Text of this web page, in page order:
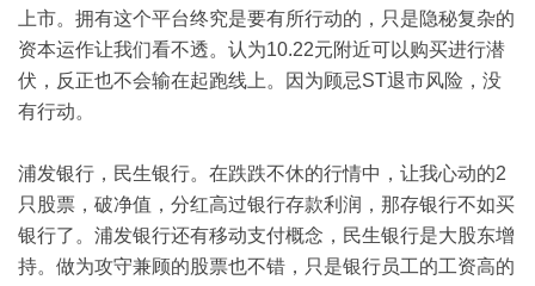
上市。拥有这个平台终究是要有所行动的，只是隐秘复杂的
资本运作让我们看不透。认为10.22元附近可以购买进行潜
伏，反正也不会输在起跑线上。因为顾忌ST退市风险，没
有行动。
浦发银行，民生银行。在跌跌不休的行情中，让我心动的2
只股票，破净值，分红高过银行存款利润，那存银行不如买
银行了。浦发银行还有移动支付概念，民生银行是大股东增
持。做为攻守兼顾的股票也不错，只是银行员工的工资高的